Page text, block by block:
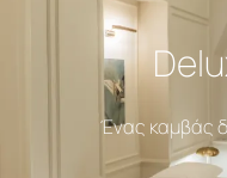
Ένας καμβάς